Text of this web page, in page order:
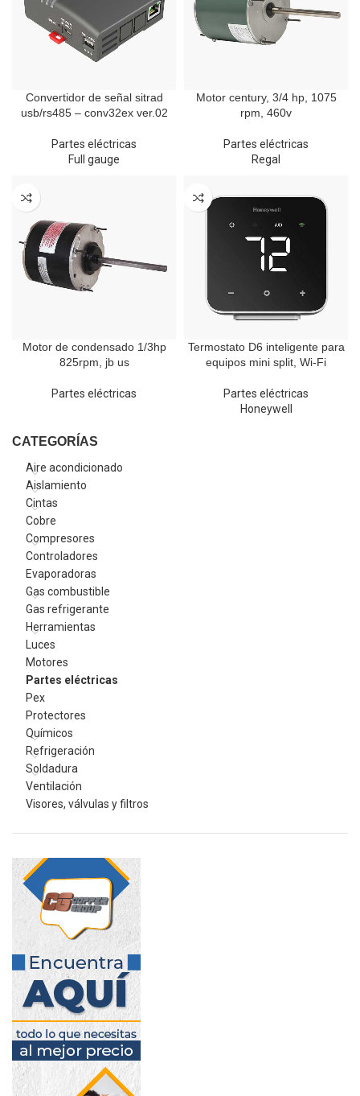
CATEGORÍAS
Aire acondicionado
Aislamiento
Cintas
Cobre
Compresores
Controladores
Evaporadoras
Gas combustible
Gas refrigerante
Herramientas
Luces
Motores
Partes eléctricas
Pex
Protectores
Químicos
Refrigeración
Soldadura
Ventilación
Visores, válvulas y filtros
Convertidor de señal sitrad
usb/rs485 – conv32ex ver.02
Partes eléctricas
Full gauge
Motor century, 3/4 hp, 1075
rpm, 460v
Partes eléctricas
Regal
Motor de condensado 1/3hp
825rpm, jb us
Partes eléctricas
Termostato D6 inteligente para
equipos mini split, Wi-Fi
Partes eléctricas
Honeywell